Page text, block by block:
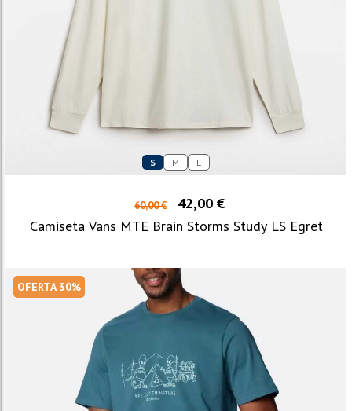
S M L
60,00 €
42,00 €
Camiseta Vans MTE Brain Storms Study LS Egret
OFERTA 30%